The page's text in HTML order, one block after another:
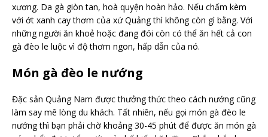
xương. Da gà giòn tan, hoà quyện hoàn hảo. Nếu chấm kèm
với ớt xanh cay thơm của xứ Quảng thì không còn gì bằng. Với
những người ăn khoẻ hoặc đang đói còn có thể ăn hết cả con
gà đèo le luộc vì độ thơm ngon, hấp dẫn của nó.
Món gà đèo le nướng
Đặc sản Quảng Nam được thưởng thức theo cách nướng cũng
làm say mê lòng du khách. Tất nhiên, nếu gọi món gà đèo le
nướng thì bạn phải chờ khoảng 30-45 phút để được ăn món gà